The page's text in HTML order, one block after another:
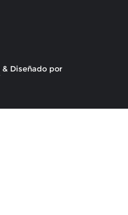
& Diseñado por